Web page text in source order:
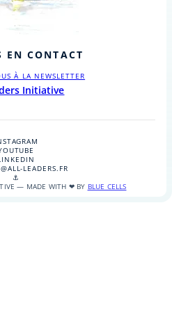
EN CONTACT
À LA NEWSLETTER
Initiative
LEADERS.FR
⚓
— MADE WITH ❤ BY BLUE CELLS